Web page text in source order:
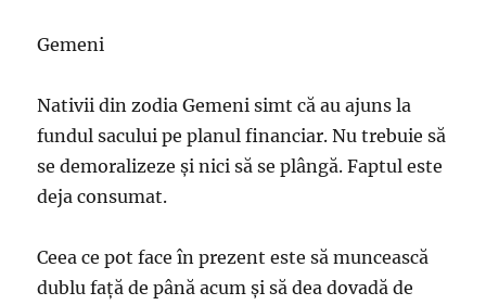
Gemeni
Nativii din zodia Gemeni simt că au ajuns la
fundul sacului pe planul financiar. Nu trebuie să
se demoralizeze și nici să se plângă. Faptul este
deja consumat.
Ceea ce pot face în prezent este să muncească
dublu față de până acum și să dea dovadă de